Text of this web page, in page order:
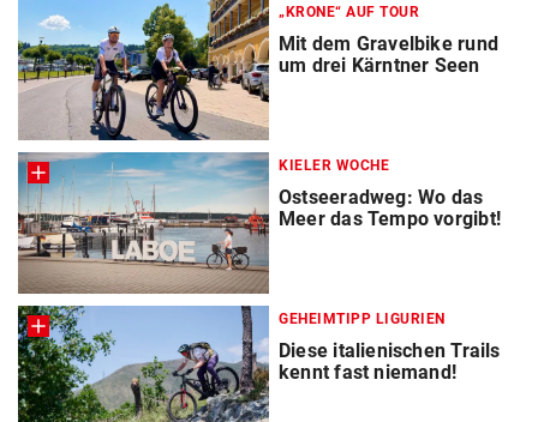
„KRONE“ AUF TOUR
Mit dem Gravelbike rund
um drei Kärntner Seen
KIELER WOCHE
Ostseeradweg: Wo das
Meer das Tempo vorgibt!
GEHEIMTIPP LIGURIEN
Diese italienischen Trails
kennt fast niemand!